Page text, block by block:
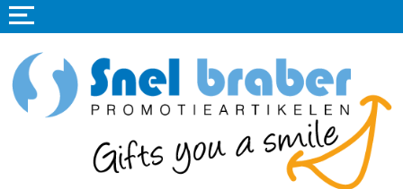
Home
Promotieartikelen